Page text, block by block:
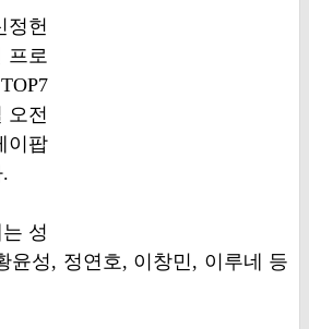
헌
프로
오전
이팝
성
윤성, 정연호, 이창민, 이루네 등